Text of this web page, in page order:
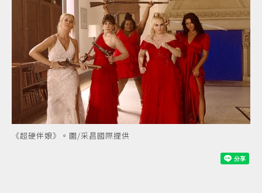
《超硬伴娘》。圖/采昌國際提供